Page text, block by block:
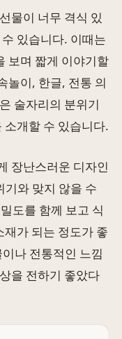
물이 너무 격식 있
있습니다. 이때는
보며 짧게 이야기할
놀이, 한글, 전통 의
술자리의 분위기
소개할 수 있습니다.
장난스러운 디자인
기와 맞지 않을 수
도를 함께 보고 식
가 되는 정도가 좋
나 전통적인 느낌
을 전하기 좋았다